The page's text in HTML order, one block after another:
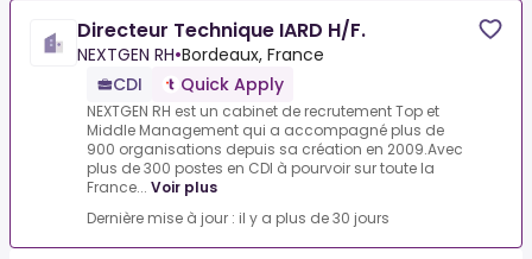
Directeur Technique IARD H/F.
NEXTGEN RH•Bordeaux, France
CDI
Quick Apply
NEXTGEN RH est un cabinet de recrutement Top et
Middle Management qui a accompagné plus de
900 organisations depuis sa création en 2009.Avec
plus de 300 postes en CDI à pourvoir sur toute la
France... Voir plus
Dernière mise à jour : il y a plus de 30 jours